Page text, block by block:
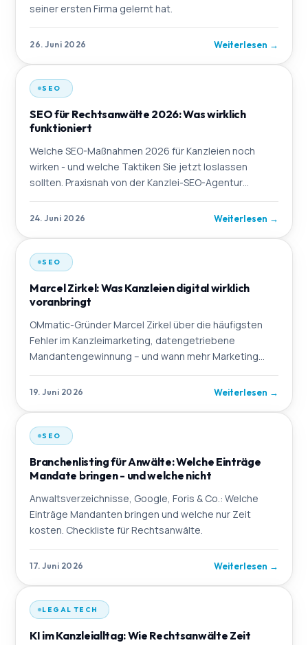
seiner ersten Firma gelernt hat.
26. Juni 2026 Weiterlesen →
SEO
SEO für Rechtsanwälte 2026: Was wirklich
funktioniert
Welche SEO-Maßnahmen 2026 für Kanzleien noch
wirken - und welche Taktiken Sie jetzt loslassen
sollten. Praxisnah von der Kanzlei-SEO-Agentur
24. Juni 2026 Weiterlesen →
SEO
Marcel Zirkel: Was Kanzleien digital wirklich
voranbringt
OMmatic-Gründer Marcel Zirkel über die häufigsten
Fehler im Kanzleimarketing, datengetriebene
Mandantengewinnung – und wann mehr Marketing
19. Juni 2026 Weiterlesen →
SEO
Branchenlisting für Anwälte: Welche Einträge
Mandate bringen - und welche nicht
Anwaltsverzeichnisse, Google, Foris & Co.: Welche
Einträge Mandanten bringen und welche nur Zeit
kosten. Checkliste für Rechtsanwälte.
17. Juni 2026 Weiterlesen →
LEGAL TECH
KI im Kanzleialltag: Wie Rechtsanwälte Zeit